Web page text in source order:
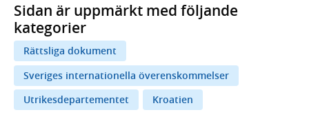
Sidan är uppmärkt med följande
kategorier
Rättsliga dokument
Sveriges internationella överenskommelser
Utrikesdepartementet
Kroatien